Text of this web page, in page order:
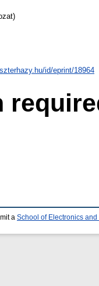
id/eprint/18964
a School of Electronics